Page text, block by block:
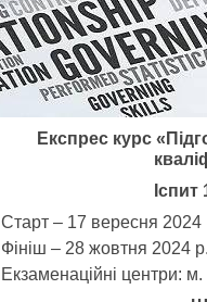
Експрес курс
Старт – 17 вересня 2024
Фініш – 28 жовтня 2024
Екзаменаційні центри: м.